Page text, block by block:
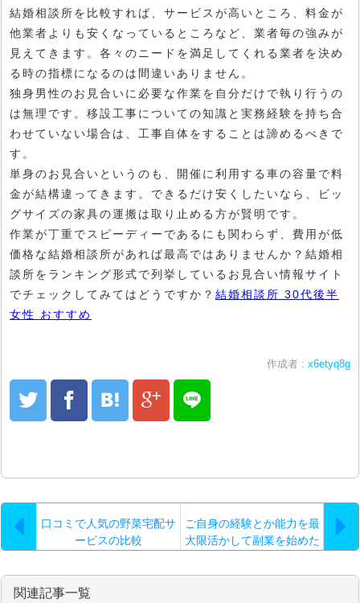
結婚相談所を比較すれば、サービスが高いところ、料金が
他業者よりも安くなっているところなど、業者毎の強みが
見えてきます。各々のニードを満足してくれる業者を決め
る時の指標になるのは間違いありません。
独身男性のお見合いに必要な作業を自分だけで執り行うの
は無理です。移設工事についての知識と実務経験を持ち合
わせていない場合は、工事自体をすることは諦めるべきで
す。
単身のお見合いというのも、開催に利用する車の容量で料
金が結構違ってきます。できるだけ安くしたいなら、ビッ
グサイズの家具の運搬は取り止める方が賢明です。
作業が丁重でスピーディーであるにも関わらず、費用が低
価格な結婚相談所があれば最高ではありませんか？結婚相
談所をランキング形式で列挙しているお見合い情報サイト
でチェックしてみてはどうですか？ 結婚相談所 30代後半
女性 おすすめ
作成者 : x6etyq8g
口コミで人気の野菜宅配サ
ービスの比較
ご自身の経験とか能力を最
大限活かして副業を始めた
関連記事一覧